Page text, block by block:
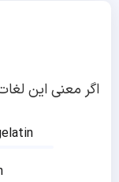
اگر معنی این